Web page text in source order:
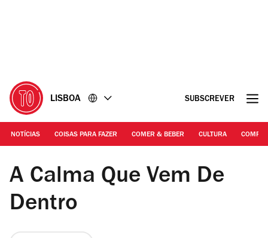
LISBOA SUBSCREVER
NOTÍCIAS COISAS PARA FAZER COMER & BEBER CULTURA
Fotografia: Pedro Soares
A Calma Que Vem De
Dentro